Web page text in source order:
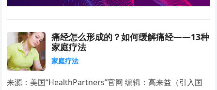
痛经怎么形成的？如何缓解痛经——13种
家庭疗法
家庭疗法
来源：美国“HealthPartners”官网 编辑：高来益（引入国